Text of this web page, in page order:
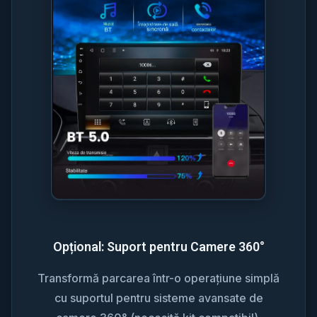
Opțional: Suport pentru Camere 360°
Transformă parcarea într-o operațiune simplă
cu suportul pentru sisteme avansate de